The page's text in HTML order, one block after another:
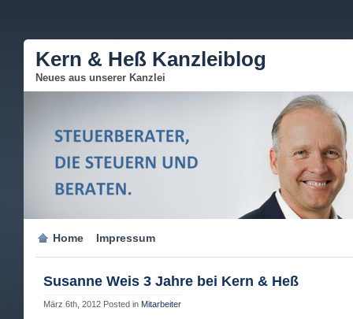
Kern & Heß Kanzleiblog
Neues aus unserer Kanzlei
Home Impressum
Susanne Weis 3 Jahre bei Kern & Heß
März 6th, 2012 Posted in Mitarbeiter